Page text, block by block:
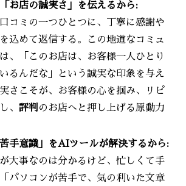
お店の誠実さ」を伝えるから:
コミの一つひとつに、丁寧に感謝や
込めて返信する。この地道なコミュ
、「このお店は、お客様一人ひとり
るんだな」という誠実な印象を与え
さこそが、お客様の心を掴み、リピ
、評判 のお店へと押し上げる原動力
苦手意識」をAIツールが解決するから:
が大事なのは分かるけど、忙しくて手
パソコンが苦手で、気の利いた文章